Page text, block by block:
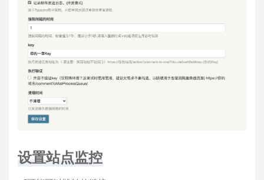
个KEY，这个是用来执行发送任务的，通过访问任务地址来
进行邮件推送，没有设置的话就不会发送邮件。